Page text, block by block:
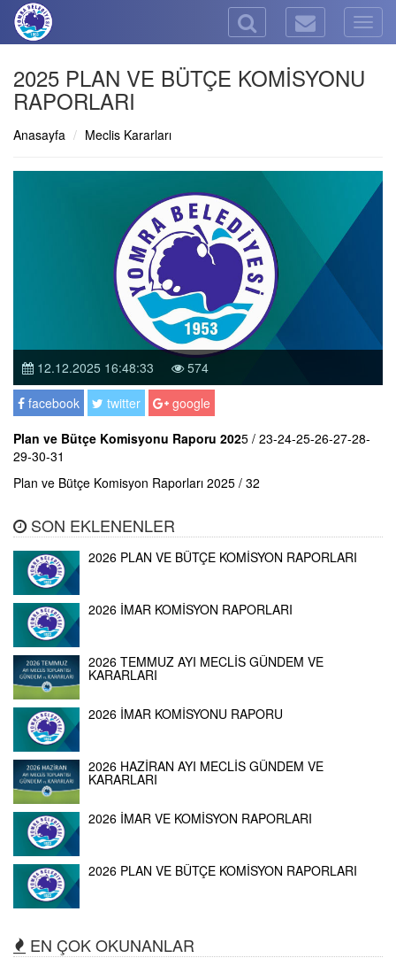
2025 PLAN VE BÜTÇE KOMİSYONU
RAPORLARI
Anasayfa Meclis Kararları
12.12.2025 16:48:33
574
facebook
twitter
google
Plan ve Bütçe Komisyonu Raporu 2025 / 23-24-25-26-27-28-
29-30-31
Plan ve Bütçe Komisyon Raporları 2025 / 32
SON EKLENENLER
2026 PLAN VE BÜTÇE KOMİSYON RAPORLARI
2026 İMAR KOMİSYON RAPORLARI
2026 TEMMUZ AYI MECLİS GÜNDEM VE
KARARLARI
2026 İMAR KOMİSYONU RAPORU
2026 HAZİRAN AYI MECLİS GÜNDEM VE
KARARLARI
2026 İMAR VE KOMİSYON RAPORLARI
2026 PLAN VE BÜTÇE KOMİSYON RAPORLARI
EN ÇOK OKUNANLAR